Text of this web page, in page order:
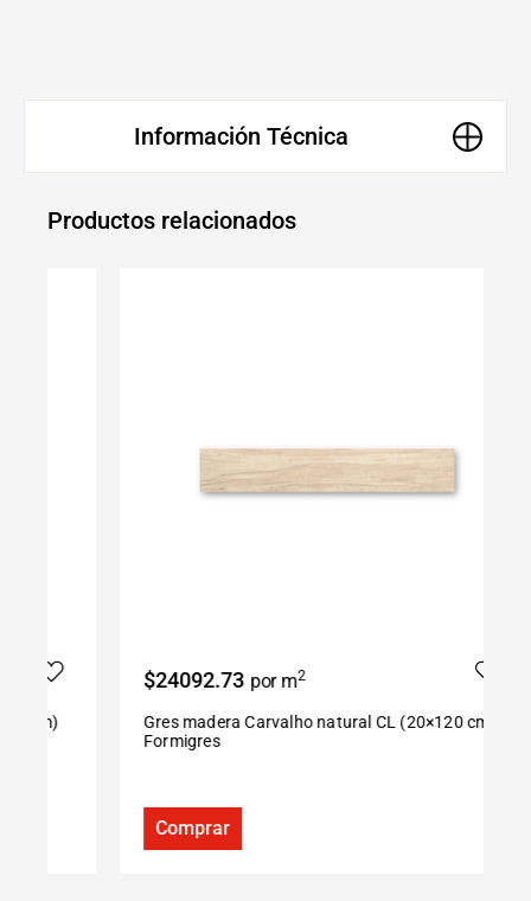
Información Técnica
Productos relacionados
$24092.73 por m2
Gres madera Carvalho natural CL (20×120 cm)
Formigres
Comprar